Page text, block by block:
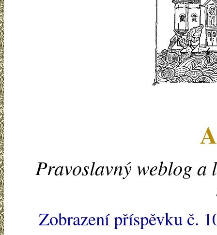
Pravoslavný weblog a
Zobrazení příspěvku č.